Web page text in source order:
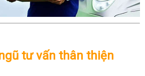
tư vấn thân thiện